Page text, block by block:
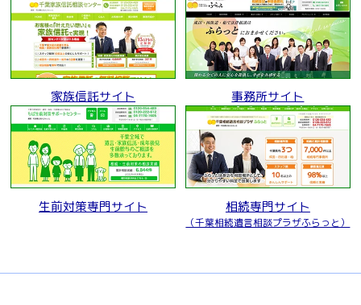
家族信託サイト 事務所サイト
生前対策専門サイト 相続専門サイト
（千葉相続遺言相談プラザふらっと）